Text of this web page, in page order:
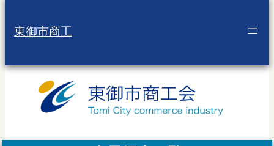
を
キ
東御市商工